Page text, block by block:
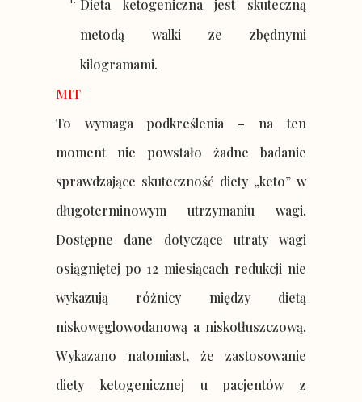
Dieta ketogeniczna jest skuteczną
metodą walki ze zbędnymi
kilogramami.
MIT
To wymaga podkreślenia – na ten
moment nie powstało żadne badanie
sprawdzające skuteczność diety „keto” w
długoterminowym utrzymaniu wagi.
Dostępne dane dotyczące utraty wagi
osiągniętej po 12 miesiącach redukcji nie
wykazują różnicy między dietą
niskowęglowodanową a niskotłuszczową.
Wykazano natomiast, że zastosowanie
diety ketogenicznej u pacjentów z